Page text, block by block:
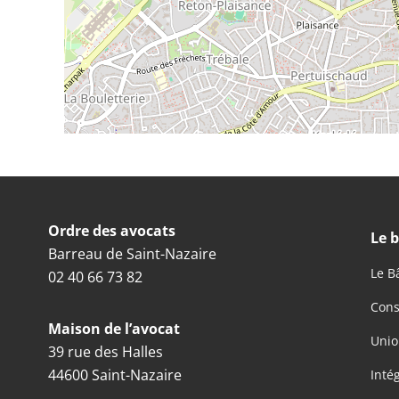
Ordre des avocats
Barreau de Saint-Nazaire
02 40 66 73 82
Maison de l’avocat
39 rue des Halles
44600 Saint-Nazaire
Le
Le